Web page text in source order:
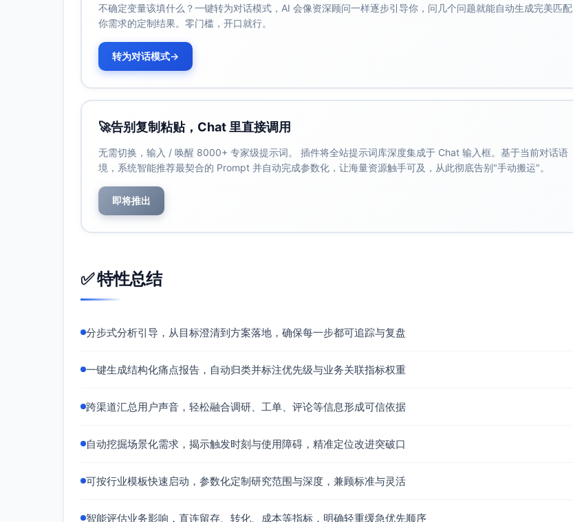
场景：年度/季度复审、临时合规抽查。
异常收货与索赔
问题：差异（数量/质量/价格）分类与处置路径不清；证据（照片、质检报告）采集标准不一；索赔进
度与结果不可追踪；与ASN/质检系统断裂。
场景：来料检验、紧急替换件、跨工厂调拨。
月末对账与发票核验
发票真伪与重复报销校验链路不通；GR/IR清账手工介入多。
影响群体：财务、采购、IT。
场景：月末关账高峰、税务稽核。
供应商绩效评估
问题：KPI数据来源分散（交付、质量、成本、响应）；口径与权重因工厂不同而不可比；供应商申诉
场景：季度评审、年度合格名录维护。
接口变更成本高、无沙箱与版本化。
场景：初次上线、组织变更/并购、税率/科目调整。
审批单据字段过多、层级深，移动端浏览负担重，关键要点（金额变更、预算占用、异常标记）不突
出。
附件与证据管理
不确定变量该填什么？一键转为对话模式，AI 会像资深顾问一样逐步引导你，问几个问题就能自动生成完美匹配
你需求的定制结果。零门槛，开口就行。
转为对话模式→
🚀告别复制粘贴，Chat 里直接调用
无需切换，输入 / 唤醒 8000+ 专家级提示词。 插件将全站提示词库深度集成于 Chat 输入框。基于当前对话语
境，系统智能推荐最契合的 Prompt 并自动完成参数化，让海量资源触手可及，从此彻底告别"手动搬运"。
即将推出
✅ 特性总结
分步式分析引导，从目标澄清到方案落地，确保每一步都可追踪与复盘
一键生成结构化痛点报告，自动归类并标注优先级与业务关联指标权重
跨渠道汇总用户声音，轻松融合调研、工单、评论等信息形成可信依据
自动挖掘场景化需求，揭示触发时刻与使用障碍，精准定位改进突破口
可按行业模板快速启动，参数化定制研究范围与深度，兼顾标准与灵活
智能评估业务影响，直连留存、转化、成本等指标，明确轻重缓急优先顺序